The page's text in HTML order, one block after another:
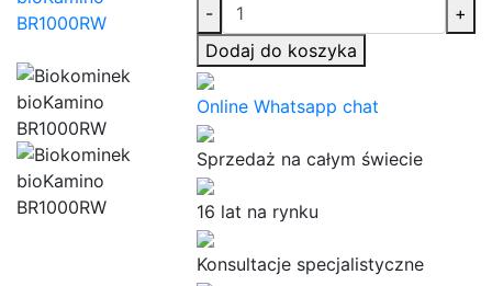
-
+
Dodaj do koszyka
Online Whatsapp chat
Sprzedaż na całym świecie
16 lat na rynku
Konsultacje specjalistyczne